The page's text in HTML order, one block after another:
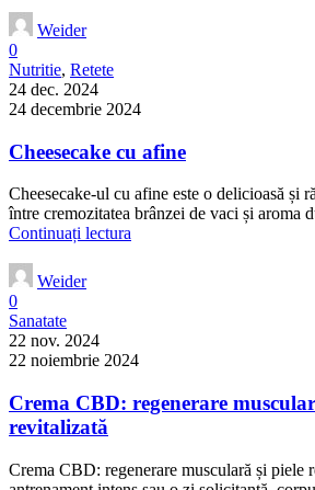
Weider
0
Nutritie, Retete
24 dec. 2024
24 decembrie 2024
Cheesecake cu afine
Cheesecake-ul cu afine este o delicioasă și
între cremozitatea brânzei de vaci și aroma
Continuați lectura
Weider
0
Sanatate
22 nov. 2024
22 noiembrie 2024
Crema CBD: regenerare
revitalizată
Crema CBD: regenerare musculară și piele